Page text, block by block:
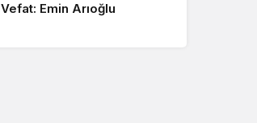
Vefat: Emin Arıoğlu